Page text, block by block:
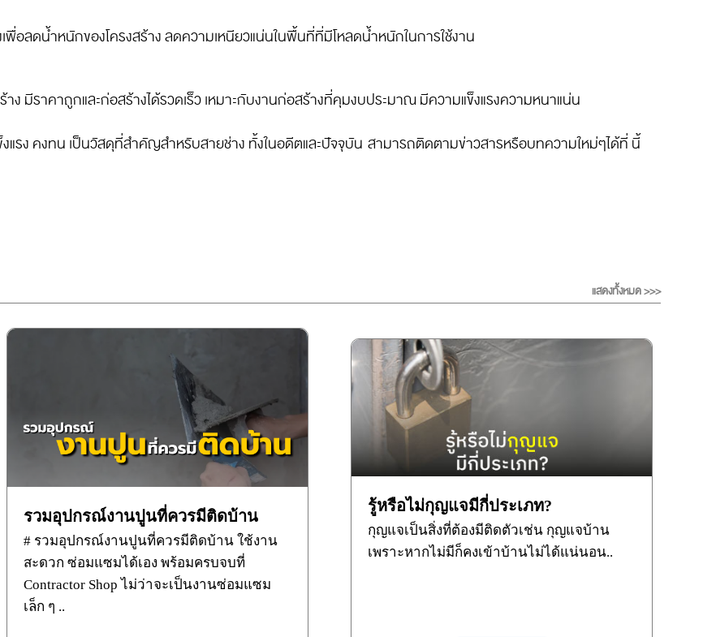
ลดน้ำหนักของโครงสร้าง ลดความเหนียวแน่นในพื้นที่ที่มีโหลดน้ำหนักในการใช้งาน
มีราคาถูกและก่อสร้างได้รวดเร็ว เหมาะกับงานก่อสร้างที่คุมงบประมาณ มีความแข็งแรงความหนาแน่น
รง คงทน เป็นวัสดุที่สำคัญสำหรับสายช่าง ทั้งในอดีตและปัจจุบัน สามารถติดตามข่าวสารหรือบทความใหม่ๆได้ที่ นี้
แสดงทั้งหมด >>>
รวมอุปกรณ์งานปูนที่ควรมีติดบ้าน
# รวมอุปกรณ์งานปูนที่ควรมีติดบ้าน ใช้งาน
สะดวก ซ่อมแซมได้เอง พร้อมครบจบที่
Contractor Shop ไม่ว่าจะเป็นงานซ่อมแซม
เล็ก ๆ ..
รู้หรือไม่กุญแจมีกี่ประเภท?
กุญแจเป็นสิ่งที่ต้องมีติดตัวเช่น กุญแจบ้าน
เพราะหากไม่มีก็คงเข้าบ้านไม่ได้แน่นอน..